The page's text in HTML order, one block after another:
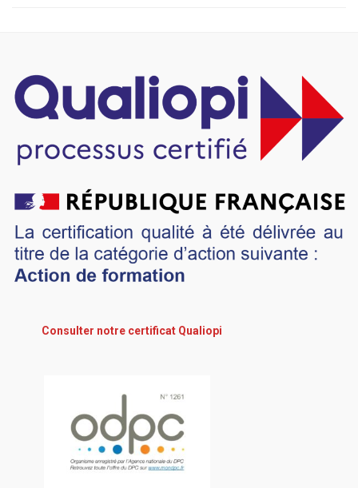
Consulter notre certificat Qualiopi